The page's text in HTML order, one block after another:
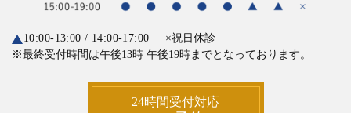
10:00-13:00 / 14:00-17:00
×祝日休診
※最終受付時間は午後13時 午後19時までとなっております。
24時間受付対応